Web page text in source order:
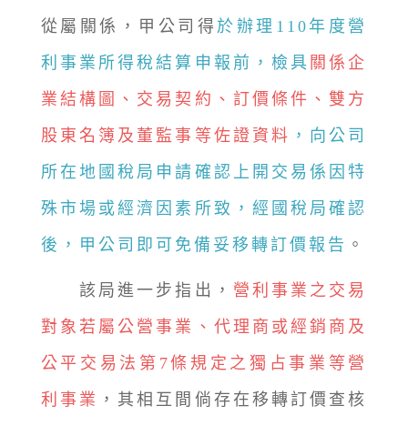
從屬關係，甲公司得 於辦理110年度營
利事業所得稅結算申報前，檢具 關係企
業結構圖、交易契約、訂價條件、雙方
股東名簿及董監事等佐證資料 ，向公司
所在地國稅局申請確認上開交易係因特
殊市場或經濟因素所致，經國稅局確認
後，甲公司即可免備妥移轉訂價報告 。
該局進一步指出， 營利事業之交易
對象若屬公營事業、代理商或經銷商及
公平交易法第7條規定之獨占事業等營
利事業 ，其相互間倘存在移轉訂價查核